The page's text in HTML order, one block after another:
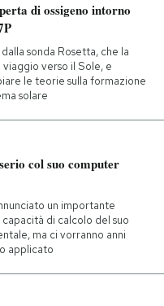
di ossigeno intorno
sonda Rosetta, che la
verso il Sole, e
le teorie sulla formazione
solare
col suo computer
un importante
di calcolo del suo
ma ci vorranno anni
applicato